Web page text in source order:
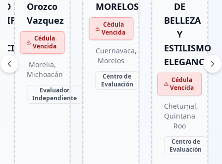
MORELOS
Cédula
Vencida
Cuernavaca
Morelos
Centro de
DE
BELLEZA
Y
ESTILISMO
ELEGANCE
Cédula
Vencida
Cédula
Vencida
Teziutlan
Puebla
Centro de